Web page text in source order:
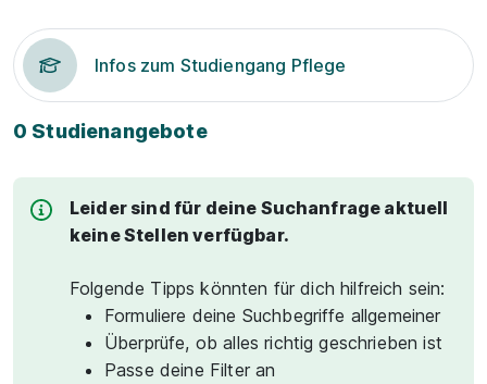
Infos zum Studiengang Pflege
0 Studienangebote
Leider sind für deine Suchanfrage aktuell
keine Stellen verfügbar.
Folgende Tipps könnten für dich hilfreich sein:
Formuliere deine Suchbegriffe allgemeiner
Überprüfe, ob alles richtig geschrieben ist
Passe deine Filter an